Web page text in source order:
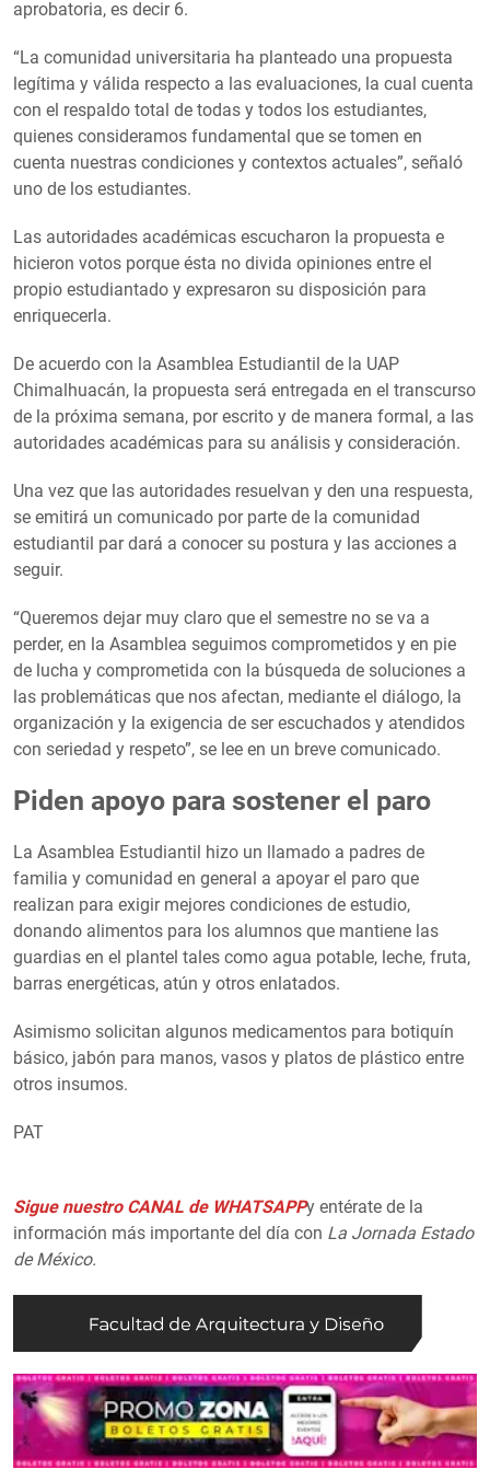
aprobatoria, es decir 6.
“La comunidad universitaria ha planteado una propuesta
legítima y válida respecto a las evaluaciones, la cual cuenta
con el respaldo total de todas y todos los estudiantes,
quienes consideramos fundamental que se tomen en
cuenta nuestras condiciones y contextos actuales”, señaló
uno de los estudiantes.
Las autoridades académicas escucharon la propuesta e
hicieron votos porque ésta no divida opiniones entre el
propio estudiantado y expresaron su disposición para
enriquecerla.
De acuerdo con la Asamblea Estudiantil de la UAP
Chimalhuacán, la propuesta será entregada en el transcurso
de la próxima semana, por escrito y de manera formal, a las
autoridades académicas para su análisis y consideración.
Una vez que las autoridades resuelvan y den una respuesta,
se emitirá un comunicado por parte de la comunidad
estudiantil par dará a conocer su postura y las acciones a
seguir.
“Queremos dejar muy claro que el semestre no se va a
perder, en la Asamblea seguimos comprometidos y en pie
de lucha y comprometida con la búsqueda de soluciones a
las problemáticas que nos afectan, mediante el diálogo, la
organización y la exigencia de ser escuchados y atendidos
con seriedad y respeto”, se lee en un breve comunicado.
Piden apoyo para sostener el paro
La Asamblea Estudiantil hizo un llamado a padres de
familia y comunidad en general a apoyar el paro que
realizan para exigir mejores condiciones de estudio,
donando alimentos para los alumnos que mantiene las
guardias en el plantel tales como agua potable, leche, fruta,
barras energéticas, atún y otros enlatados.
Asimismo solicitan algunos medicamentos para botiquín
básico, jabón para manos, vasos y platos de plástico entre
otros insumos.
PAT
Sigue nuestro CANAL de WHATSAPPy entérate de la
información más importante del día con La Jornada Estado
de México.